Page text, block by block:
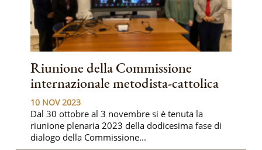
Riunione della Commissione
internazionale metodista-cattolica
10 NOV 2023
Dal 30 ottobre al 3 novembre si è tenuta la
riunione plenaria 2023 della dodicesima fase di
dialogo della Commissione...